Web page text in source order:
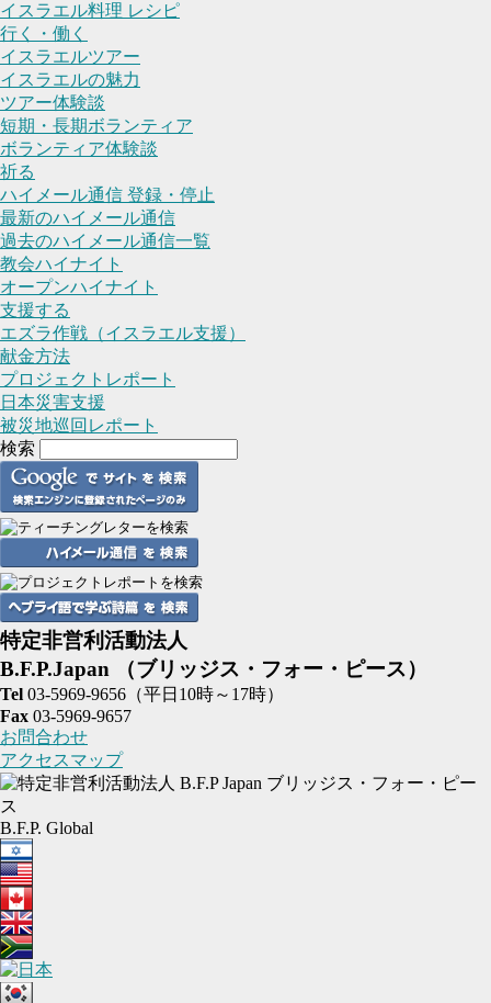
イスラエル料理 レシピ
行く・働く
イスラエルツアー
イスラエルの魅力
ツアー体験談
短期・長期ボランティア
ボランティア体験談
祈る
ハイメール通信 登録・停止
最新のハイメール通信
過去のハイメール通信一覧
教会ハイナイト
オープンハイナイト
支援する
エズラ作戦（イスラエル支援）
献金方法
プロジェクトレポート
日本災害支援
被災地巡回レポート
検索
特定非営利活動法人
B.F.P.Japan
（ブリッジス・フォー・ピース）
Tel 03-5969-9656 （平日10時～17時）
Fax 03-5969-9657
お問合わせ
アクセスマップ
B.F.P. Global